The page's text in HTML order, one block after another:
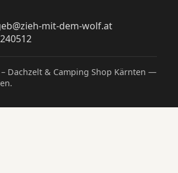
mit-dem-wolf.at
– Dachzelt & Camping Shop Kärnten —